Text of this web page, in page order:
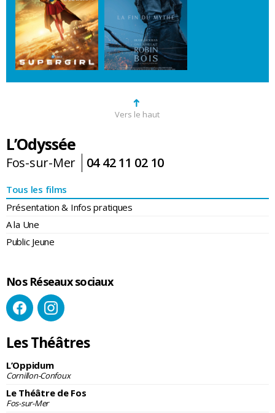
L’Odyssée
Fos-sur-Mer 04 42 11 02 10
Tous les films
Présentation & Infos pratiques
A la Une
Public Jeune
Nos Réseaux sociaux
Les Théâtres
L’Oppidum
Cornillon-Confoux
Le Théâtre de Fos
Fos-sur-Mer
Vers le haut
➜